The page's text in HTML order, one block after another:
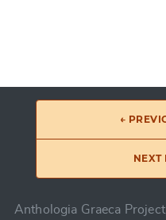
←
NEXT
Anthologia Graeca